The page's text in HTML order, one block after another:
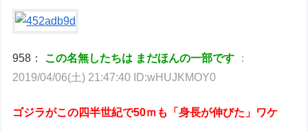
958： この名無したちは まだほんの一部です
：
2019/04/06(土) 21:47:40 ID:wHUJKMOY0
ゴジラがこの四半世紀で50ｍも「身長が伸びた」ワケ